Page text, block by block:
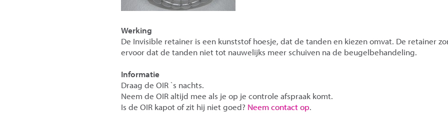
Werking
De Invisible retainer is een kunststof hoesje, dat de tanden en kiezen omvat. De retainer
ervoor dat de tanden niet tot nauwelijks meer schuiven na de beugelbehandeling.
Informatie
Draag de OIR `s nachts.
Neem de OIR altijd mee als je op je controle afspraak komt.
Is de OIR kapot of zit hij niet goed? Neem contact op.